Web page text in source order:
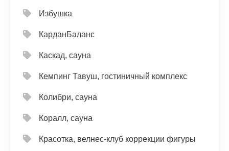
Избушка
КарданБаланс
Каскад, сауна
Кемпинг Тавуш, гостиничный комплекс
Колибри, сауна
Коралл, сауна
Красотка, велнес-клуб коррекции фигуры